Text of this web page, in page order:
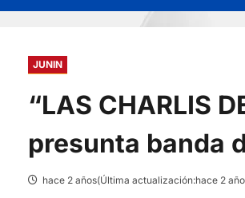
JUNIN
“LAS CHARLIS
presunta banda
hace 2 años(Última actualización:hace 2